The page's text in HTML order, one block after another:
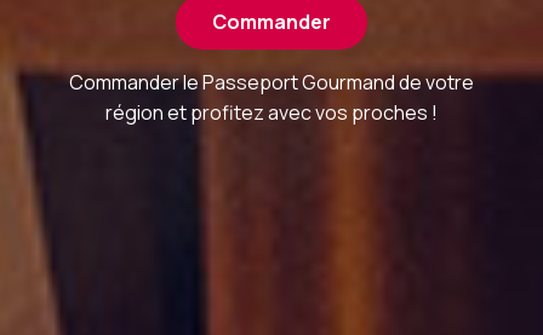
Commander
Commander le Passeport Gourmand de votre
région et profitez avec vos proches !